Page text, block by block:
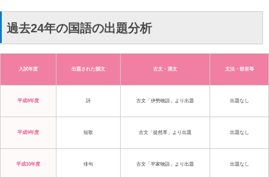
過去24年の国語の出題分析
入試年度 出題された韻文 古文・漢文 文法・部首等
平成8年度 詩 古文「伊勢物語」より出題 出題なし
平成9年度 短歌 古文「徒然草」より出題 出題なし
平成10年度 俳句 古文「平家物語」より出題 出題なし